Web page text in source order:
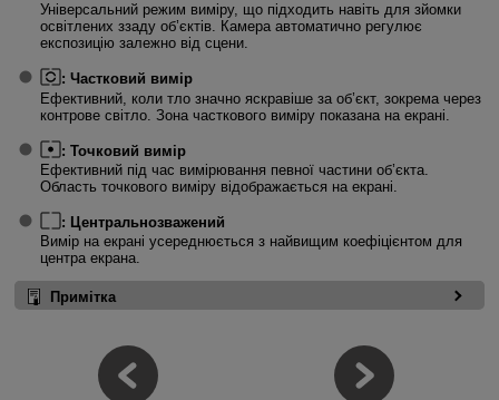
Універсальний режим виміру, що підходить навіть для зйомки
освітлених ззаду об’єктів. Камера автоматично регулює
експозицію залежно від сцени.
: Частковий вимір
Ефективний, коли тло значно яскравіше за об’єкт, зокрема через
контрове світло. Зона часткового виміру показана на екрані.
: Точковий вимір
Ефективний під час вимірювання певної частини об’єкта.
Область точкового виміру відображається на екрані.
: Центральнозважений
Вимір на екрані усереднюється з найвищим коефіцієнтом для
центра екрана.
Примітка